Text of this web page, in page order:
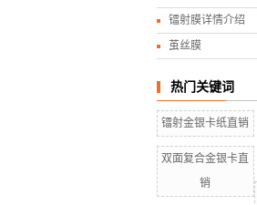
镭射膜详情介绍
茧丝膜
热门关键词
镭射金银卡纸直销
双面复合金银卡直
销